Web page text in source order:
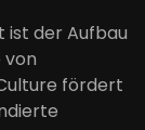
ist der Aufbau
fördert